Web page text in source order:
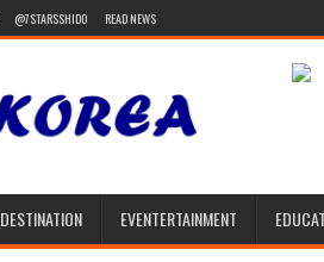
@7STARSSHIDO READ NEWS
DESTINATION EVENTERTAINMENT